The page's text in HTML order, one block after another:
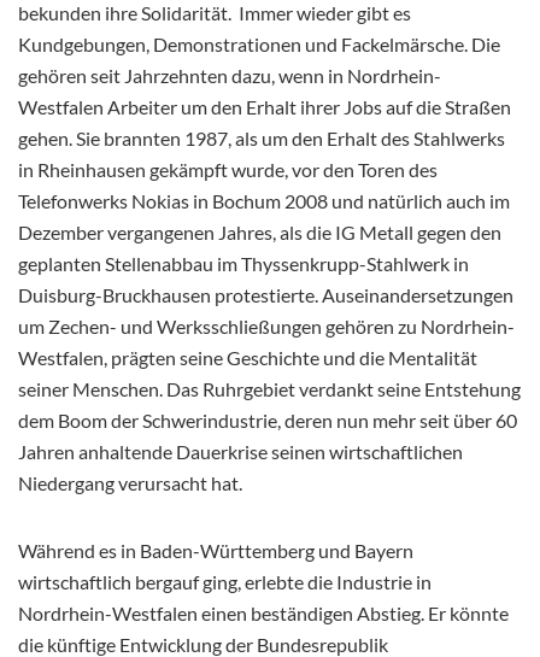
bekunden ihre Solidarität. Immer wieder gibt es
Kundgebungen, Demonstrationen und Fackelmärsche. Die
gehören seit Jahrzehnten dazu, wenn in Nordrhein-
Westfalen Arbeiter um den Erhalt ihrer Jobs auf die Straßen
gehen. Sie brannten 1987, als um den Erhalt des Stahlwerks
in Rheinhausen gekämpft wurde, vor den Toren des
Telefonwerks Nokias in Bochum 2008 und natürlich auch im
Dezember vergangenen Jahres, als die IG Metall gegen den
geplanten Stellenabbau im Thyssenkrupp-Stahlwerk in
Duisburg-Bruckhausen protestierte. Auseinandersetzungen
um Zechen- und Werksschließungen gehören zu Nordrhein-
Westfalen, prägten seine Geschichte und die Mentalität
seiner Menschen. Das Ruhrgebiet verdankt seine Entstehung
dem Boom der Schwerindustrie, deren nun mehr seit über 60
Jahren anhaltende Dauerkrise seinen wirtschaftlichen
Niedergang verursacht hat.
Während es in Baden-Württemberg und Bayern
wirtschaftlich bergauf ging, erlebte die Industrie in
Nordrhein-Westfalen einen beständigen Abstieg. Er könnte
die künftige Entwicklung der Bundesrepublik